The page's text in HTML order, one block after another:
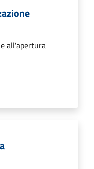
all'apertura